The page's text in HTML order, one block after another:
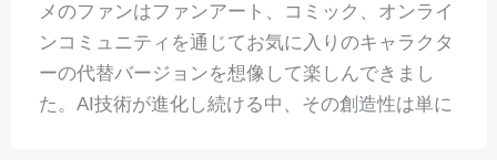
メのファンはファンアート、コミック、オンライ
ンコミュニティを通じてお気に入りのキャラクタ
ーの代替バージョンを想像して楽しんできまし
た。AI技術が進化し続ける中、その創造性は単に